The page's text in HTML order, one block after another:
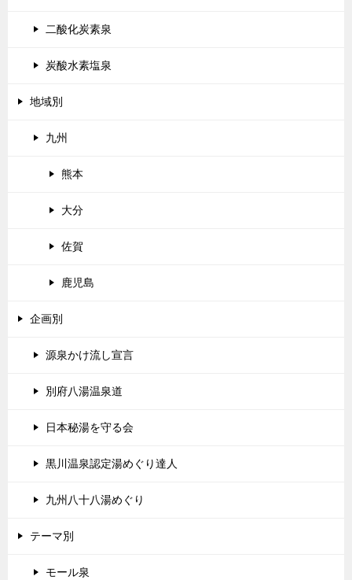
二酸化炭素泉
炭酸水素塩泉
地域別
九州
熊本
大分
佐賀
鹿児島
企画別
源泉かけ流し宣言
別府八湯温泉道
日本秘湯を守る会
黒川温泉認定湯めぐり達人
九州八十八湯めぐり
テーマ別
モール泉